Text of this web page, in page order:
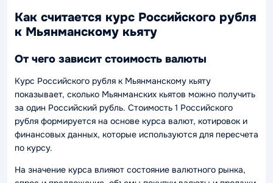
Как считается курс Российского рубля
к Мьянманскому кьяту
От чего зависит стоимость валюты
Курс Российского рубля к Мьянманскому кьяту
показывает, сколько Мьянманских кьятов можно получить
за один Российский рубль. Стоимость 1 Российского
рубля формируется на основе курса валют, котировок и
финансовых данных, которые используются для пересчета
по курсу.
На значение курса влияют состояние валютного рынка,